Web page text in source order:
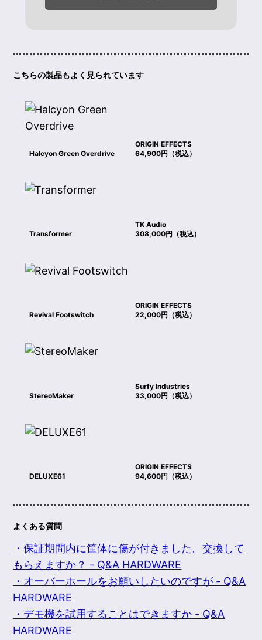
こちらの製品もよく見られています
ORIGIN EFFECTS
Halcyon Green Overdrive
64,900円（税込）
TK Audio
Transformer
308,000円（税込）
ORIGIN EFFECTS
Revival Footswitch
22,000円（税込）
Surfy Industries
StereoMaker
33,000円（税込）
ORIGIN EFFECTS
DELUXE61
94,600円（税込）
よくある質問
・保証期間内に筐体に傷が付きました。交換して
もらえますか？ - Q&A HARDWARE
・オーバーホールをお願いしたいのですが - Q&A
HARDWARE
・デモ機を試用することはできますか - Q&A
HARDWARE